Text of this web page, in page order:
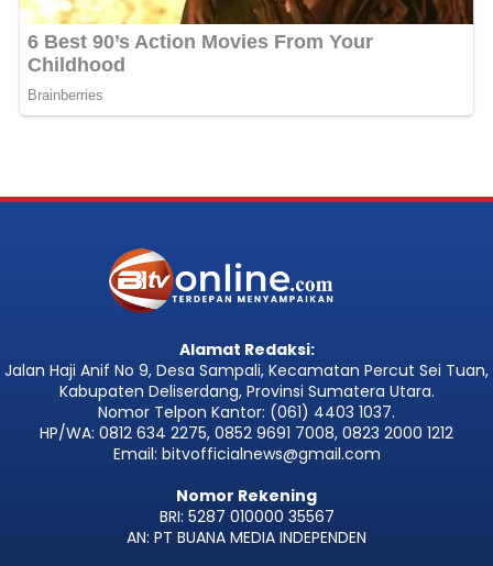
Alamat Redaksi:
Jalan Haji Anif No 9, Desa Sampali, Kecamatan Percut Sei Tuan,
Kabupaten Deliserdang, Provinsi Sumatera Utara.
Nomor Telpon Kantor: (061) 4403 1037.
HP/WA: 0812 634 2275, 0852 9691 7008, 0823 2000 1212
Email: bitvofficialnews@gmail.com
Nomor Rekening
BRI: 5287 010000 35567
AN: PT BUANA MEDIA INDEPENDEN